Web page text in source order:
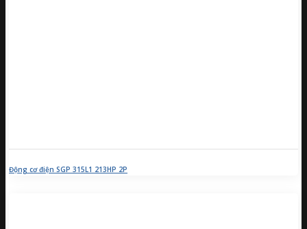
Động cơ điện SGP 315L1 213HP 2P